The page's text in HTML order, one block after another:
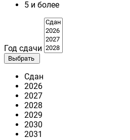
5 и более
Год сдачи
Выбрать
Сдан
2026
2027
2028
2029
2030
2031